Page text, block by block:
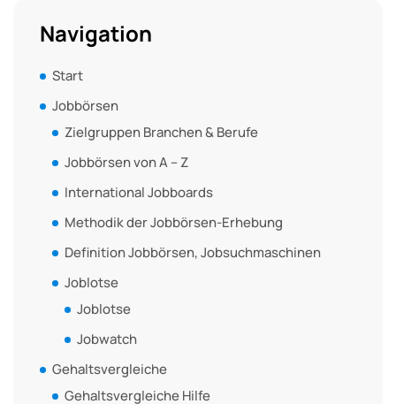
Navigation
Start
Jobbörsen
Zielgruppen Branchen & Berufe
Jobbörsen von A – Z
International Jobboards
Methodik der Jobbörsen-Erhebung
Definition Jobbörsen, Jobsuchmaschinen
Joblotse
Joblotse
Jobwatch
Gehaltsvergleiche
Gehaltsvergleiche Hilfe